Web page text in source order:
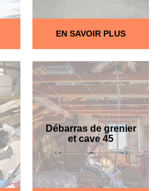
EN SAVOIR PLUS
Débarras de grenier
et cave 45